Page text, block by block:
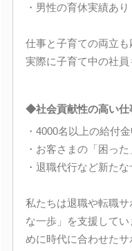
・男性の育休実績あり
仕事と子育ての両立も
実際に子育て中の社員
◆社会貢献性の高い仕
・4000名以上の給付
・お客さまの「困っ
・退職代行など新た
私たちは退職や転職
な一歩」を支援して
めに時代に合わせたサ